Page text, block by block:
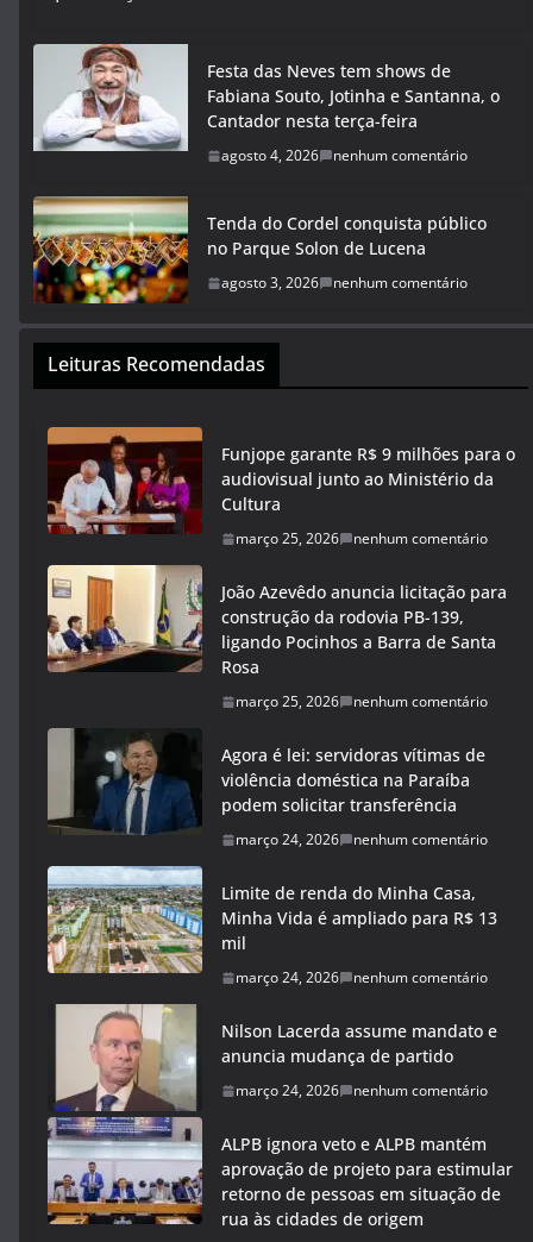
Festa das Neves tem shows de
Fabiana Souto, Jotinha e Santanna, o
Cantador nesta terça-feira
agosto 4, 2026 nenhum comentário
Tenda do Cordel conquista público
no Parque Solon de Lucena
agosto 3, 2026 nenhum comentário
Leituras Recomendadas
Funjope garante R$ 9 milhões para o
audiovisual junto ao Ministério da
Cultura
março 25, 2026 nenhum comentário
João Azevêdo anuncia licitação para
construção da rodovia PB-139,
ligando Pocinhos a Barra de Santa
Rosa
março 25, 2026 nenhum comentário
Agora é lei: servidoras vítimas de
violência doméstica na Paraíba
podem solicitar transferência
março 24, 2026 nenhum comentário
Limite de renda do Minha Casa,
Minha Vida é ampliado para R$ 13
mil
março 24, 2026 nenhum comentário
Nilson Lacerda assume mandato e
anuncia mudança de partido
março 24, 2026 nenhum comentário
ALPB ignora veto e ALPB mantém
aprovação de projeto para estimular
retorno de pessoas em situação de
rua às cidades de origem